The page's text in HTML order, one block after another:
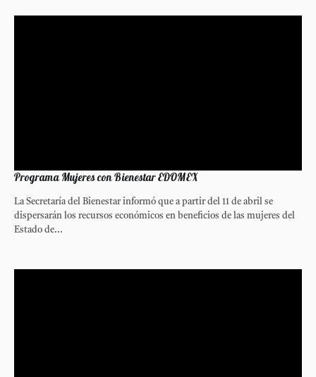
Programa Mujeres con Bienestar EDOMEX
La Secretaría del Bienestar informó que a partir del 11 de abril se
dispersarán los recursos económicos en beneficios de las mujeres del
Estado de...